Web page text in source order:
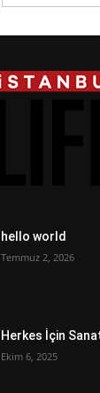
hello world
Temmuz 2, 2026
Herkes İçin
Ekim 6, 2025